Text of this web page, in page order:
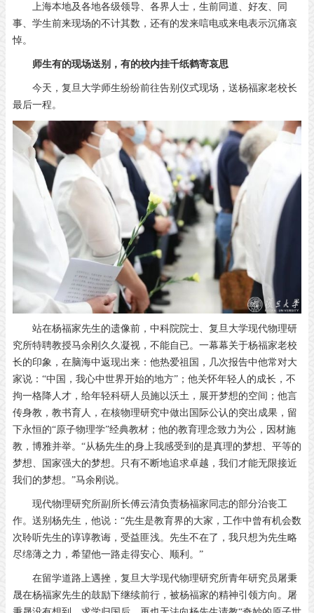
上海本地及各地各级领导、各界人士，生前同道、好友、同
事、学生前来现场的不计其数，还有的发来唁电或来电表示沉痛哀
悼。
师生有的现场送别，有的校内挂千纸鹤寄哀思
今天，复旦大学师生纷纷前往告别仪式现场，送杨福家老校长
最后一程。
站在杨福家先生的遗像前，中科院院士、复旦大学现代物理研
究所特聘教授马余刚久久凝视，不能自已。一幕幕关于杨福家老校
长的印象，在脑海中返现出来：他热爱祖国，几次报告中他常对大
家说：“中国，我心中世界开始的地方”；他关怀年轻人的成长，不
拘一格降人才，给年轻科研人员施以沃土，展开梦想的空间；他言
传身教，教书育人，在核物理研究中做出国际公认的突出成果，留
下永恒的“原子物理学”经典教材；他的教育理念致力为公，因材施
教，博雅并举。“从杨先生的身上我感受到的是真理的梦想、平等的
梦想、国家强大的梦想。只有不断地追求卓越，我们才能无限接近
我们的梦想。”马余刚说。
现代物理研究所副所长傅云清负责杨福家同志的部分治丧工
作。送别杨先生，他说：“先生是教育界的大家，工作中曾有机会数
次聆听先生的谆谆教诲，受益匪浅。先生不在了，我只想为先生略
尽绵薄之力，希望他一路走得安心、顺利。”
在留学道路上遇挫，复旦大学现代物理研究所青年研究员屠秉
晟在杨福家先生的鼓励下继续前行，被杨福家的精神引领方向。屠